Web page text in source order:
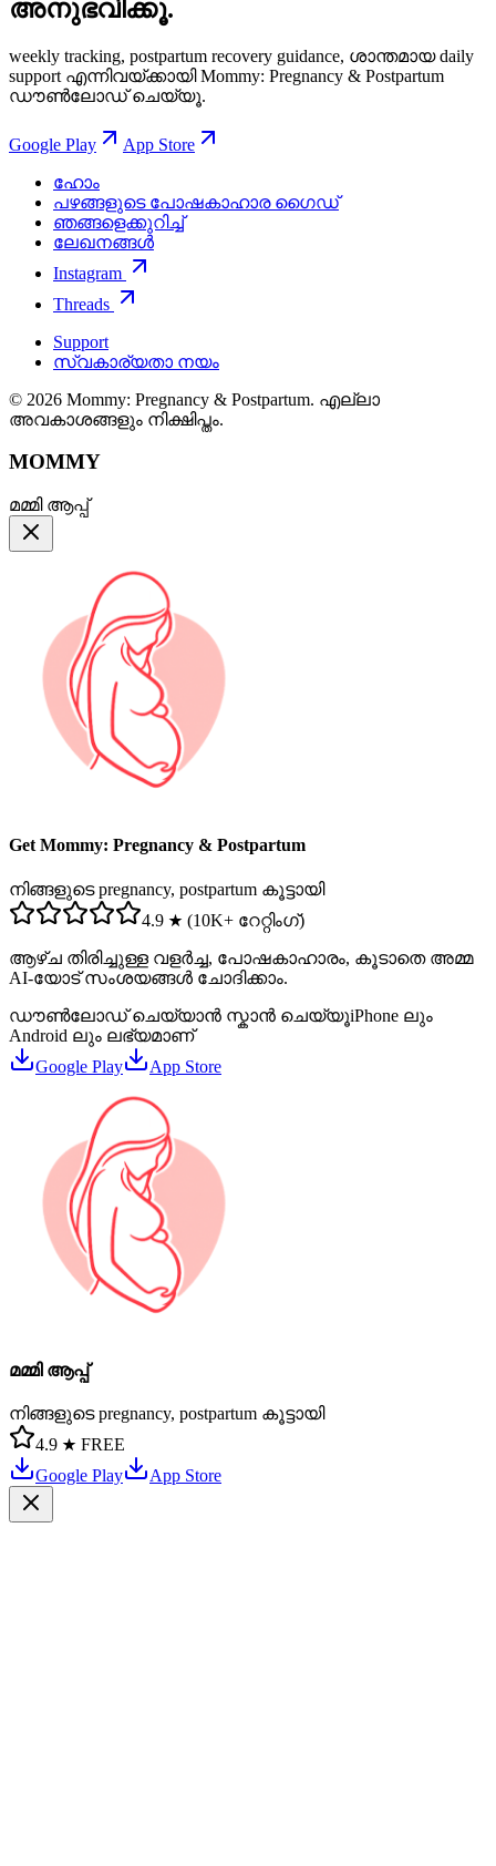
അനുഭവിക്കൂ.
weekly tracking, postpartum recovery guidance, ശാന്തമായ daily
support എന്നിവയ്ക്കായി Mommy: Pregnancy & Postpartum
ഡൗൺലോഡ് ചെയ്യൂ.
Google Play
App Store
ഹോം
പഴങ്ങളുടെ പോഷകാഹാര ഗൈഡ്
ഞങ്ങളെക്കുറിച്ച്
ലേഖനങ്ങൾ
Instagram
Threads
Support
സ്വകാര്യതാ നയം
© 2026 Mommy: Pregnancy & Postpartum. എല്ലാ
അവകാശങ്ങളും നിക്ഷിപ്തം.
MOMMY
മമ്മി ആപ്പ്
Get Mommy: Pregnancy & Postpartum
നിങ്ങളുടെ pregnancy, postpartum കൂട്ടായി
4.9 ★ (10K+ റേറ്റിംഗ്)
ആഴ്ച തിരിച്ചുള്ള വളർച്ച, പോഷകാഹാരം, കൂടാതെ അമ്മ
AI-യോട് സംശയങ്ങൾ ചോദിക്കാം.
ഡൗൺലോഡ് ചെയ്യാൻ സ്കാൻ ചെയ്യൂiPhone ലും
Android ലും ലഭ്യമാണ്
Google Play
App Store
മമ്മി ആപ്പ്
നിങ്ങളുടെ pregnancy, postpartum കൂട്ടായി
4.9 ★ FREE
Google Play
App Store